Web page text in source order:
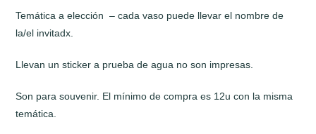
Temática a elección – cada vaso puede llevar el nombre de
la/el invitadx.
Llevan un sticker a prueba de agua no son impresas.
Son para souvenir. El mínimo de compra es 12u con la misma
temática.